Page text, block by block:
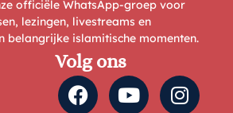
officiële WhatsApp-groep voor
lezingen, livestreams en
belangrijke islamitische momenten.
Volg ons